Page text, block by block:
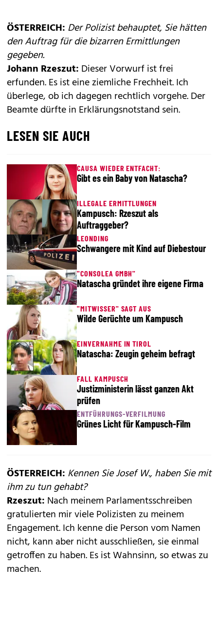
ÖSTERREICH: Der Polizist behauptet, Sie hätten
den Auftrag für die bizarren Ermittlungen
gegeben.
Johann Rzeszut: Dieser Vorwurf ist frei
erfunden. Es ist eine ziemliche Frechheit. Ich
überlege, ob ich dagegen rechtlich vorgehe. Der
Beamte dürfte in Erklärungsnotstand sein.
LESEN SIE AUCH
CAUSA WIEDER ENTFACHT:
Gibt es ein Baby von Natascha?
ILLEGALE ERMITTLUNGEN
Kampusch: Rzeszut als
Auftraggeber?
LEONDING
Schwangere mit Kind auf Diebestour
"CONSOLEA GMBH"
Natascha gründet ihre eigene Firma
"MITWISSER" SAGT AUS
Wilde Gerüchte um Kampusch
EINVERNAHME IN TIROL
Natascha: Zeugin geheim befragt
FALL KAMPUSCH
Justizministerin lässt ganzen Akt
prüfen
ENTFÜHRUNGS-VERFILMUNG
Grünes Licht für Kampusch-Film
ÖSTERREICH: Kennen Sie Josef W., haben Sie mit
ihm zu tun gehabt?
Rzeszut: Nach meinem Parlamentsschreiben
gratulierten mir viele Polizisten zu meinem
Engagement. Ich kenne die Person vom Namen
nicht, kann aber nicht ausschließen, sie einmal
getroffen zu haben. Es ist Wahnsinn, so etwas zu
machen.